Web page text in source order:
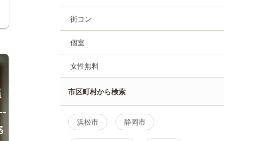
街コン
個室
女性無料
市区町村から検索
浜松市 静岡市